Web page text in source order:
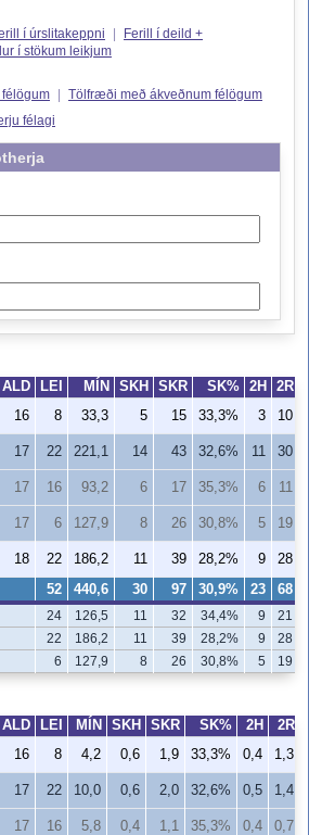
í úrslitakeppni
Ferill í deild +
í stökum leikjum
Tölfræði með ákveðnum félögum
félagi
ALD LEI MÍN SKH SKR SK% 2H
2R
16 8 33,3 5 15 33,3% 3 10
17 22 221,1 14 43 32,6% 11 30
17 16 93,2 6 17 35,3% 6 11
17 6 127,9 8 26 30,8% 5 19
18 22 186,2 11 39 28,2% 9 28
52 440,6 30 97 30,9% 23 68
24 126,5 11 32 34,4% 9 21
22 186,2 11 39 28,2% 9 28
6 127,9 8 26 30,8% 5 19
ALD LEI MÍN SKH SKR SK% 2H
2R
16 8 4,2 0,6 1,9 33,3% 0,4 1,3
17 22 10,0 0,6 2,0 32,6% 0,5 1,4
17 16 5,8 0,4 1,1 35,3% 0,4 0,7